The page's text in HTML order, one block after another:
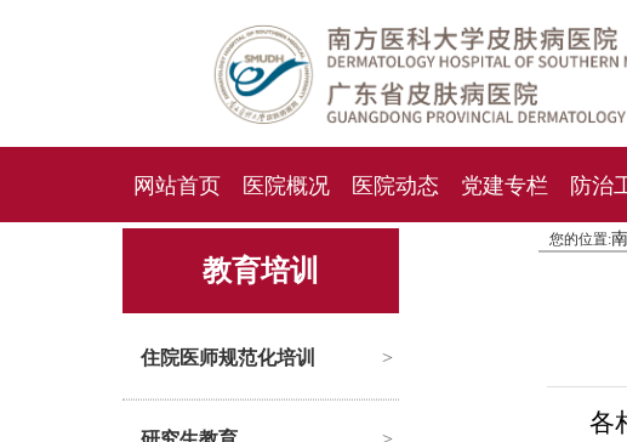
网站首页 医院概况 医院动态 党建专栏 防治
人才招聘 招标采购
教育培训
住院医师规范化培训 >
您的位置:
各